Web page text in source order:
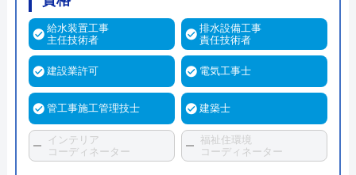
給水装置工事
主任技術者
排水設備工事
責任技術者
建設業許可 電気工事士
管工事施工管理技士 建築士
インテリア
コーディネーター
福祉住環境
コーディネーター